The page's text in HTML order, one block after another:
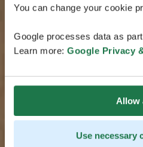
You can change your cookie
Google processes data as
Learn more: Google Privacy
Allow
Use necessary